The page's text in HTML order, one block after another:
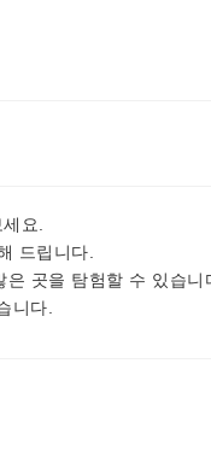
요.
드립니다.
곳을 탐험할 수 있습니
니다.